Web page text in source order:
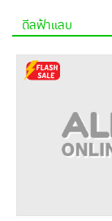
ดีลฟ้าแลบ